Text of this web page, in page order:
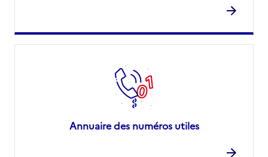
Annuaire des numéros utiles